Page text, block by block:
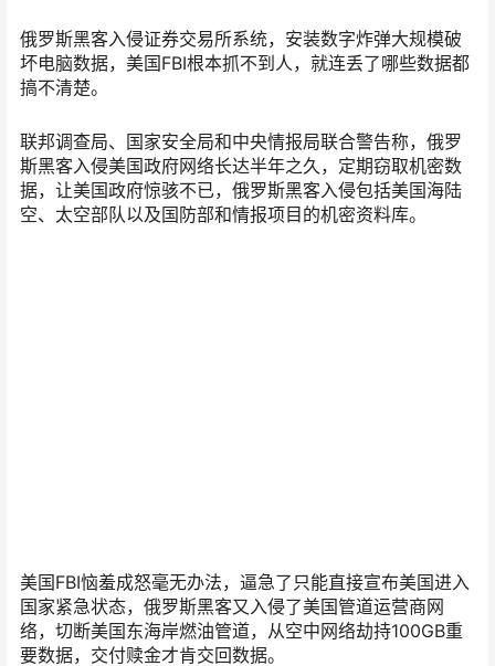
俄罗斯黑客入侵证券交易所系统，安装数字炸弹大规模破
坏电脑数据，美国FBI根本抓不到人，就连丢了哪些数据都
搞不清楚。
联邦调查局、国家安全局和中央情报局联合警告称，俄罗
斯黑客入侵美国政府网络长达半年之久，定期窃取机密数
据，让美国政府惊骇不已，俄罗斯黑客入侵包括美国海陆
空、太空部队以及国防部和情报项目的机密资料库。
美国FBI恼羞成怒毫无办法，逼急了只能直接宣布美国进入
国家紧急状态，俄罗斯黑客又入侵了美国管道运营商网
络，切断美国东海岸燃油管道，从空中网络劫持100GB重
要数据，交付赎金才肯交回数据。